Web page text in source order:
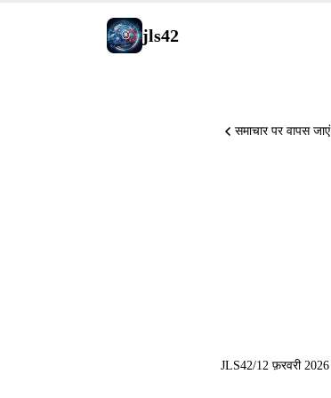
jls42
समाचार पर वापस जाएं
JLS42/12 फ़रवरी 2026